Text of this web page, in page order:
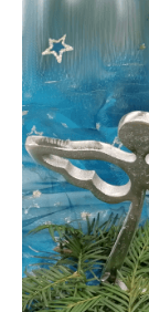
Kontakt
Über uns
Projekt